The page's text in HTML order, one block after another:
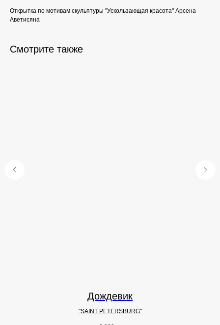
Открытка по мотивам скульптуры "Ускользающая красота" Арсена
Аветисяна
Смотрите также
Дождевик
"SAINT PETERSBURG"